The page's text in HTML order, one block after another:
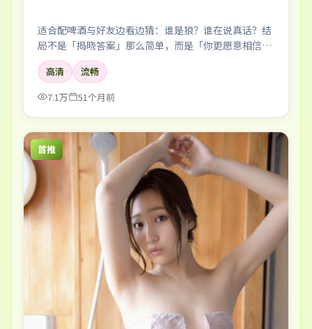
适合配啤酒与好友边看边猜：谁是狼？谁在说真话？结
局不是「揭晓答案」那么简单，而是「你更愿意相信
谁」。
高清
流畅
7.1万
51个月前
首推